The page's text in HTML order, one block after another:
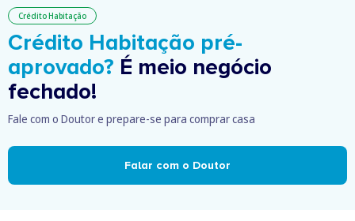
Crédito Habitação
Crédito Habitação pré-
aprovado? É meio negócio
fechado!
Fale com o Doutor e prepare-se para comprar casa
Falar com o Doutor